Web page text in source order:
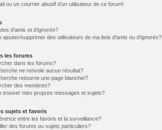
ou un courrier abusif d’un utilisateur de ce forum!
d’amis et d’ignorés?
ajouter/supprimer des utilisateurs de ma liste d’amis ou d’ignorés?
les forums
dans les forums?
ne renvoie aucun résultat?
retourne une page blanche!?
des membres?
trouver mes propres messages et sujets?
sujets et favoris
entre les favoris et la surveillance?
des forums ou sujets particuliers?